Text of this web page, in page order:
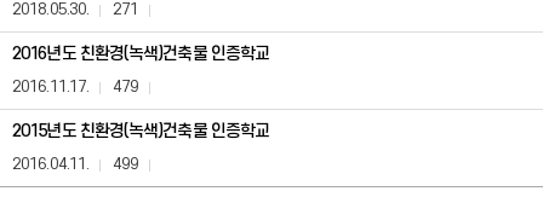
록
일,
조
회
수,
첨
부,
담
당
2018.05.30. 271
2016년도 친환경(녹색)건축물 인증학교
2016.11.17. 479
2015년도 친환경(녹색)건축물 인증학교
2016.04.11. 499